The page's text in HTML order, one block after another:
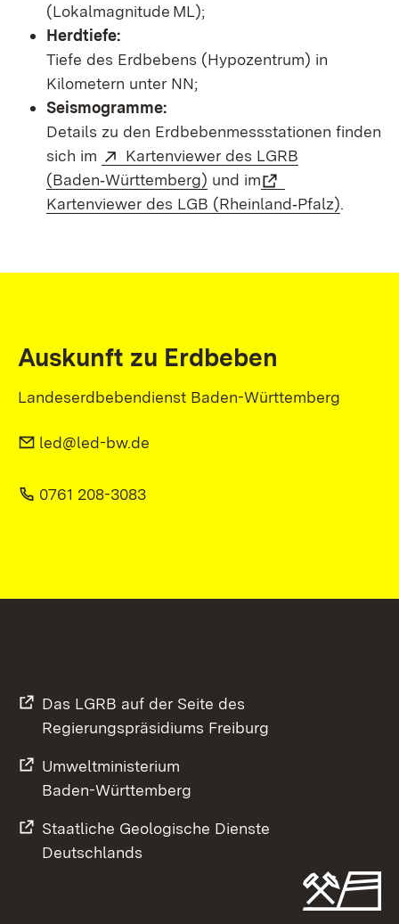
(Lokalmagnitude ML);
Herdtiefe:
Tiefe des Erdbebens (Hypozentrum) in
Kilometern unter NN;
Seismogramme:
Details zu den Erdbebenmessstationen finden
sich im
Kartenviewer des LGRB
(Baden‑Württemberg) und im
Kartenviewer des LGB (Rheinland‑Pfalz).
Auskunft zu Erdbeben
Landeserdbebendienst Baden-Württemberg
led@led-bw.de
0761 208-3083
Das LGRB auf der Seite des
Regierungspräsidiums Freiburg
Umweltministerium
Baden-Württemberg
Staatliche Geologische Dienste
Deutschlands